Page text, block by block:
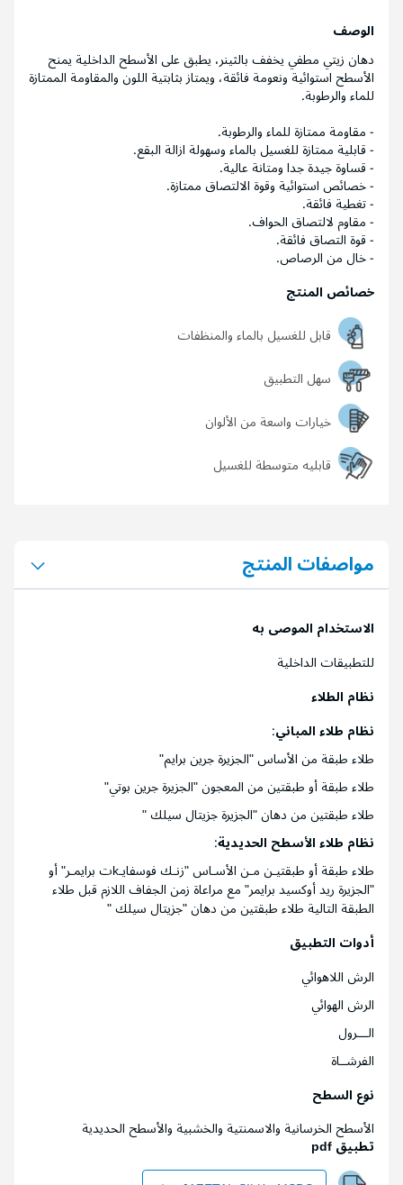
الوصف
دهان زيتي مطفي يخفف بالثينر، يطبق على الأسطح الداخلية يمنح
الأسطح استوائية ونعومة فائقة، ويمتاز بثابتية اللون والمقاومة الممتازة
للماء والرطوبة.
- مقاومة ممتازة للماء والرطوبة.
- قابلية ممتازة للغسيل بالماء وسهولة ازالة البقع.
- قساوة جيدة جدا ومتانة عالية.
- خصائص استوائية وقوة الالتصاق ممتازة.
- تغطية فائقة.
- مقاوم لالتصاق الحواف.
- قوة التصاق فائقة.
- خال من الرصاص.
خصائص المنتج
قابل للغسيل بالماء والمنظفات
سهل التطبيق
خيارات واسعة من الألوان
قابليه متوسطة للغسيل
مواصفات المنتج
الاستخدام الموصى به
للتطبيقات الداخلية
نظام الطلاء
نظام طلاء المباني:
طلاء طبقة من الأساس "الجزيرة جرين برايم"
طلاء طبقة أو طبقتين من المعجون "الجزيرة جرين بوتي"
طلاء طبقتين من دهان "الجزيرة جزيتال سيلك "
نظام طلاء الأسطح الحديدية:
طلاء طبقة أو طبقتيـن مـن الأسـاس "زنـك فوسفايـkت برايمـر" أو
"الجزيرة ريد أوكسيد برايمر" مع مراعاة زمن الجفاف اللازم قبل طلاء
الطبقة التالية طلاء طبقتين من دهان "جزيتال سيلك "
أدوات التطبيق
الرش اللاهوائي
الرش الهوائي
الـــرول
الفرشــاة
نوع السطح
الأسطح الخرسانية والاسمنتية والخشبية والأسطح الحديدية
تطبيق pdf